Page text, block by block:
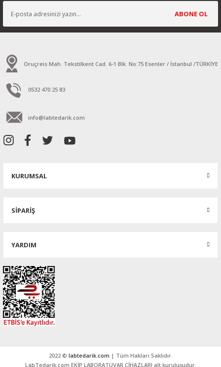
ABONE OL
Oruçreis Mah. Tekstilkent Cad. 6-1 Blk. No:75 Esenler / İstanbul /TÜRKİYE
0532 470 25 83
info@labtedarik.com
KURUMSAL
SİPARİŞ
YARDIM
2022 © labtedarik.com | Tüm Hakları Saklıdır.
LabTedarik.com EKİP LABORATUVAR CİHAZLARI alt kuruluşudur.